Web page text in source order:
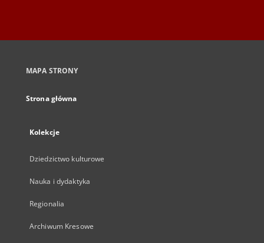
MAPA STRONY
Strona główna
Kolekcje
Dziedzictwo kulturowe
Nauka i dydaktyka
Regionalia
Archiwum Kresowe